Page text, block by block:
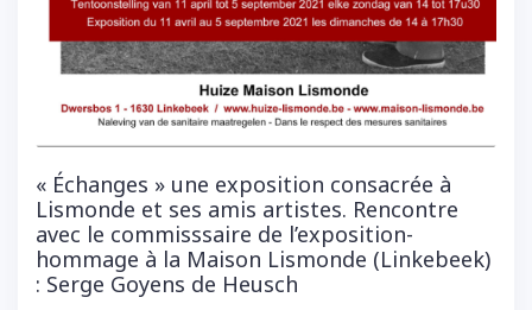
« Échanges » une exposition consacrée à
Lismonde et ses amis artistes. Rencontre
avec le commisssaire de l’exposition-
hommage à la Maison Lismonde (Linkebeek)
: Serge Goyens de Heusch